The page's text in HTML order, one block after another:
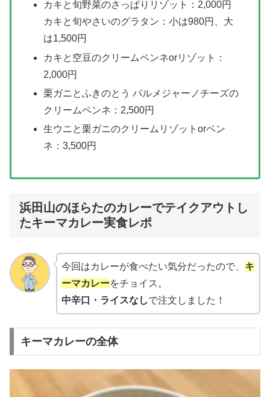
カキと旬野菜のさっぱりリゾット：2,000円
カキと旬やさいのグラタン：小は980円、大
は1,500円
カキと空豆のクリームペンネorリゾット：
2,000円
栗ガニとふきのとう パルメジャーノチーズの
クリームペンネ：2,500円
生ウニと栗ガニのクリームリゾットorペン
ネ：3,500円
浜田山のほらたのカレーでテイクアウトし
たキーマカレー実食レポ
今回はカレーが食べたい気分だったので、 キ
ーマカレーをチョイス。
中辛口・ライスなしで注文しました！
キーマカレーの全体